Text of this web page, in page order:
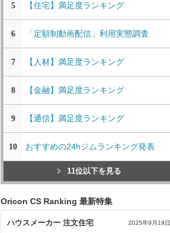
5 【住宅】満足度ランキング
6 「定額制動画配信」利用実態調査
7 【人材】満足度ランキング
8 【金融】満足度ランキング
9 【通信】満足度ランキング
10 おすすめの24hジムランキング発表
11位以下を見る
Oricon CS Ranking 最新特集
ハウスメーカー 注文住宅 2025年9月19日